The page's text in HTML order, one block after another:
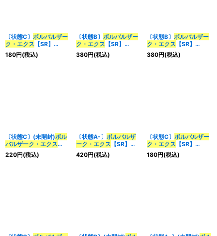
〔状態C〕 ボルバルザー
ク・エクス 【SR】
{DMD1310/22}《多》
180円(税込)
〔状態B〕 ボルバルザー
ク・エクス 【SR】
{P23/Y15}《多》
380円(税込)
〔状態B〕 ボルバルザー
ク・エクス 【SR】
{DMX22-b150/???}
《多》
380円(税込)
〔状態C〕(未開封)ボル
バルザーク・エクス
【SR】{ART065/5}
《多》
220円(税込)
〔状態A-〕 ボルバルザ
ーク・エクス 【SR】
{DMX04S5/S5}《多》
420円(税込)
〔状態C〕 ボルバルザー
ク・エクス 【SR】
{DMX22-b150/???}
《多》
180円(税込)